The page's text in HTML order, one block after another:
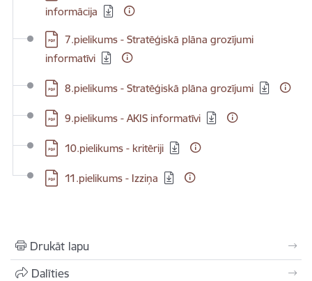
informācija
Lejupielādēt:
7.pielikums - Stratēģiskā plāna grozījumi
informatīvi
Lejupielādēt:
8.pielikums - Stratēģiskā plāna grozījumi
Lejupielādēt:
9.pielikums - AKIS informatīvi
Lejupielādēt:
10.pielikums - kritēriji
Lejupielādēt:
11.pielikums - Izziņa
Drukāt lapu
Dalīties